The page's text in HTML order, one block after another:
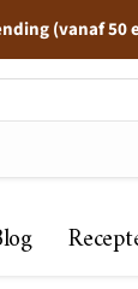
(vanaf 50